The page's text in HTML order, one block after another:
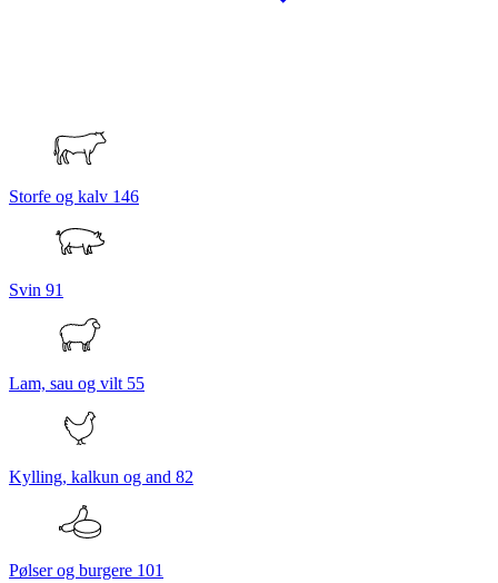
Storfe og kalv 146
Svin 91
Lam, sau og vilt 55
Kylling, kalkun og and 82
Pølser og burgere 101